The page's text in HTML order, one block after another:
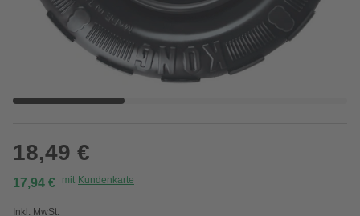
18,49 €
17,94 € mit Kundenkarte
Inkl. MwSt.